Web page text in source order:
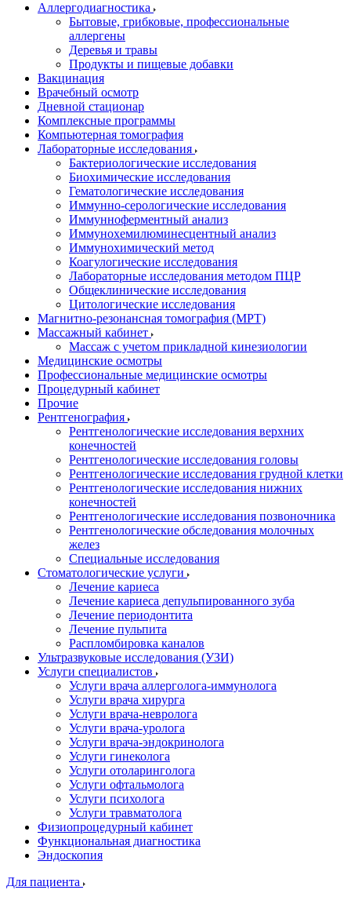
Аллергодиагностика
Бытовые, грибковые, профессиональные
аллергены
Деревья и травы
Продукты и пищевые добавки
Вакцинация
Врачебный осмотр
Дневной стационар
Комплексные программы
Компьютерная томография
Лабораторные исследования
Бактериологические исследования
Биохимические исследования
Гематологические исследования
Иммунно-серологические исследования
Иммунноферментный анализ
Иммунохемилюминесцентный анализ
Иммунохимический метод
Коагулогические исследования
Лабораторные исследования методом ПЦР
Общеклинические исследования
Цитологические исследования
Магнитно-резонансная томография (МРТ)
Массажный кабинет
Массаж с учетом прикладной кинезиологии
Медицинские осмотры
Профессиональные медицинские осмотры
Процедурный кабинет
Прочие
Рентгенография
Рентгенологические исследования верхних
конечностей
Рентгенологические исследования головы
Рентгенологические исследования грудной клетки
Рентгенологические исследования нижних
конечностей
Рентгенологические исследования позвоночника
Рентгенологические обследования молочных
желез
Специальные исследования
Стоматологические услуги
Лечение кариеса
Лечение кариеса депульпированного зуба
Лечение периодонтита
Лечение пульпита
Распломбировка каналов
Ультразвуковые исследования (УЗИ)
Услуги специалистов
Услуги врача аллерголога-иммунолога
Услуги врача хирурга
Услуги врача-невролога
Услуги врача-уролога
Услуги врача-эндокринолога
Услуги гинеколога
Услуги отоларинголога
Услуги офтальмолога
Услуги психолога
Услуги травматолога
Физиопроцедурный кабинет
Функциональная диагностика
Эндоскопия
Для пациента